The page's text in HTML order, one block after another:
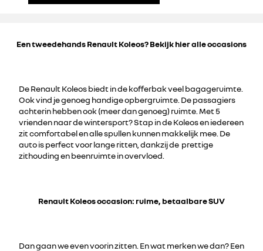
Een tweedehands Renault Koleos? Bekijk hier alle occasions
De Renault Koleos biedt in de kofferbak veel bagageruimte.
Ook vind je genoeg handige opbergruimte. De passagiers
achterin hebben ook (meer dan genoeg) ruimte. Met 5
vrienden naar de wintersport? Stap in de Koleos en iedereen
zit comfortabel en alle spullen kunnen makkelijk mee. De
auto is perfect voor lange ritten, dankzij de prettige
zithouding en beenruimte in overvloed.
Renault Koleos occasion: ruime, betaalbare SUV
Dan gaan we even voorin zitten. En wat merken we dan? Een